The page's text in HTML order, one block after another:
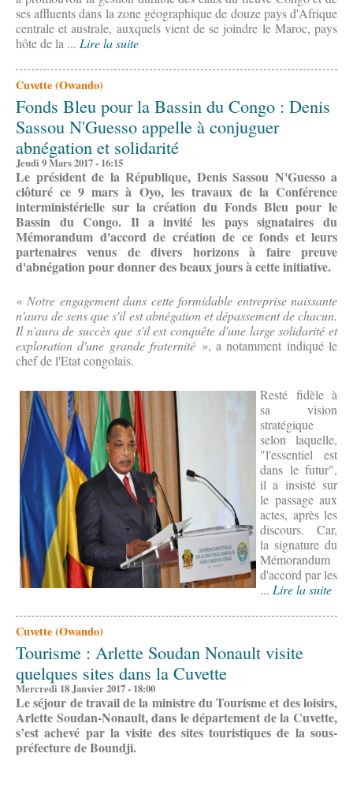
ses affluents dans la zone géographique de douze pays d'Afrique
centrale et australe, auxquels vient de se joindre le Maroc, pays
hôte de la ... Lire la suite
Cuvette (Owando)
Fonds Bleu pour la Bassin du Congo : Denis
Sassou N'Guesso appelle à conjuguer
abnégation et solidarité
Jeudi 9 Mars 2017 - 16:15
Le président de la République, Denis Sassou N'Guesso a
clôturé ce 9 mars à Oyo, les travaux de la Conférence
interministérielle sur la création du Fonds Bleu pour le
Bassin du Congo. Il a invité les pays signataires du
Mémorandum d'accord de création de ce fonds et leurs
partenaires venus de divers horizons à faire preuve
d'abnégation pour donner des beaux jours à cette initiative.
« Notre engagement dans cette formidable entreprise naissante
n'aura de sens que s'il est abnégation et dépassement de chacun.
Il n'aura de succès que s'il est conquête d'une large solidarité et
exploration d'une grande fraternité », a notamment indiqué le
chef de l'Etat congolais.
Resté fidèle à
sa vision
stratégique
selon laquelle,
"l'essentiel est
dans le futur",
il a insisté sur
le passage aux
actes, après les
discours. Car,
la signature du
Mémorandum
d'accord par les
... Lire la suite
Cuvette (Owando)
Tourisme : Arlette Soudan Nonault visite
quelques sites dans la Cuvette
Mercredi 18 Janvier 2017 - 18:00
Le séjour de travail de la ministre du Tourisme et des loisirs,
Arlette Soudan-Nonault, dans le département de la Cuvette,
s’est achevé par la visite des sites touristiques de la sous-
préfecture de Boundji.